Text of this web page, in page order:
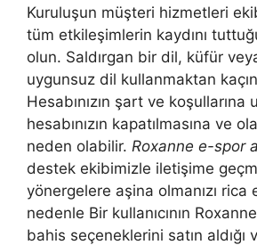
Kuruluşun müşteri hizmetleri
tüm etkileşimlerin kaydını
olun. Saldırgan bir dil, küfür
uygunsuz dil kullanmaktan
Hesabınızın şart ve koşullarına
hesabınızın kapatılmasına ve
neden olabilir. Roxanne e-spor
destek ekibimizle iletişime
yönergelere aşina olmanızı rica
nedenle Bir kullanıcının
bahis seçeneklerini satın aldığı